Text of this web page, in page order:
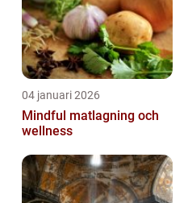
04 januari 2026
Mindful matlagning och
wellness